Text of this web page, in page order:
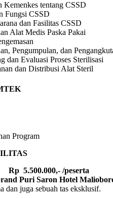
Kemenkes tentang CSSD
Fungsi CSSD
dan Fasilitas CSSD
Alat Medis Paska Pakai
Pengumpulan, dan
dan Evaluasi Proses Sterilisasi
dan Distribusi Alat Steril
Program
/peserta
Puri Saron Hotel
dan juga sebuah tas eksklusif.